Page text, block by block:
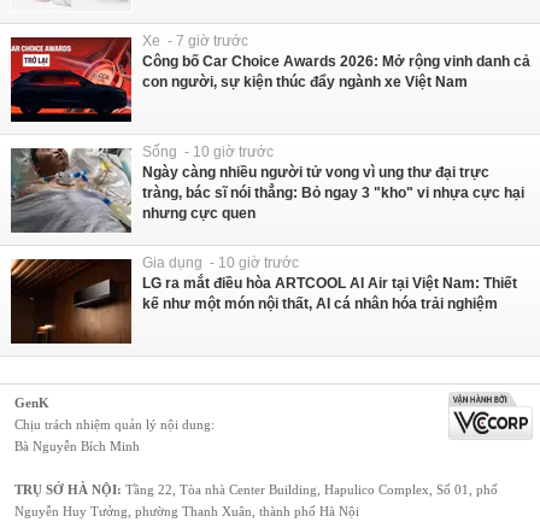
Xe - 7 giờ trước
Công bố Car Choice Awards 2026: Mở rộng vinh danh cả
con người, sự kiện thúc đẩy ngành xe Việt Nam
Sống - 10 giờ trước
Ngày càng nhiều người tử vong vì ung thư đại trực
tràng, bác sĩ nói thẳng: Bỏ ngay 3 "kho" vi nhựa cực hại
nhưng cực quen
Gia dụng - 10 giờ trước
LG ra mắt điều hòa ARTCOOL AI Air tại Việt Nam: Thiết
kế như một món nội thất, AI cá nhân hóa trải nghiệm
GenK
Chịu trách nhiệm quản lý nội dung:
Bà Nguyễn Bích Minh
TRỤ SỞ HÀ NỘI: Tầng 22, Tòa nhà Center Building, Hapulico Complex, Số 01, phố
Nguyễn Huy Tưởng, phường Thanh Xuân, thành phố Hà Nội